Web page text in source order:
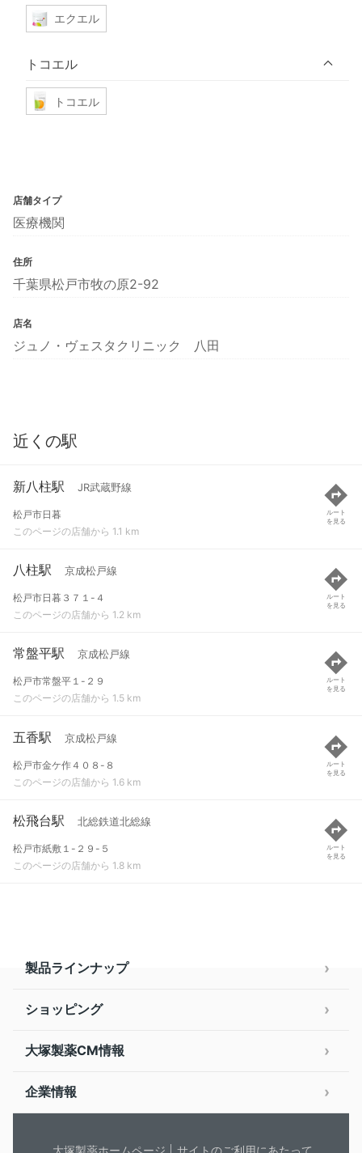
エクエル
トコエル
トコエル
店舗タイプ
医療機関
住所
千葉県松戸市牧の原2-92
店名
ジュノ・ヴェスタクリニック 八田
近くの駅
新八柱駅 JR武蔵野線
松戸市日暮
このページの店舗から 1.1 km
ルート
を見る
八柱駅 京成松戸線
松戸市日暮３７１-４
このページの店舗から 1.2 km
ルート
を見る
常盤平駅 京成松戸線
松戸市常盤平１-２９
このページの店舗から 1.5 km
ルート
を見る
五香駅 京成松戸線
松戸市金ケ作４０８-８
このページの店舗から 1.6 km
ルート
を見る
松飛台駅 北総鉄道北総線
松戸市紙敷１-２９-５
このページの店舗から 1.8 km
ルート
を見る
製品ラインナップ
ショッピング
大塚製薬CM情報
企業情報